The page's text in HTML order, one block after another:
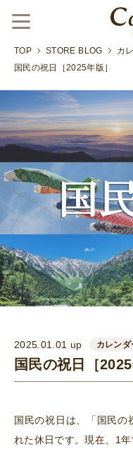
TOP STORE BLOG
カ
国民の祝日［2025年版］
2025.01.01 up カレンダ
国民の祝日［2025
国民の祝日は、「国民の
れた休日です。現在、1年